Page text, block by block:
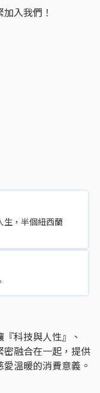
入我們！
生，半個紐西蘭
科技與人性』、
密融合在一起，提供
溫暖的消費意義。